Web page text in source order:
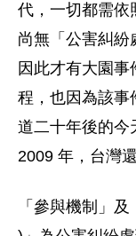
代，一切都需依
尚無「公害糾紛
因此才有大園
程，也因為該事
道二十年後的今
2009 年，台灣
「參與機制」